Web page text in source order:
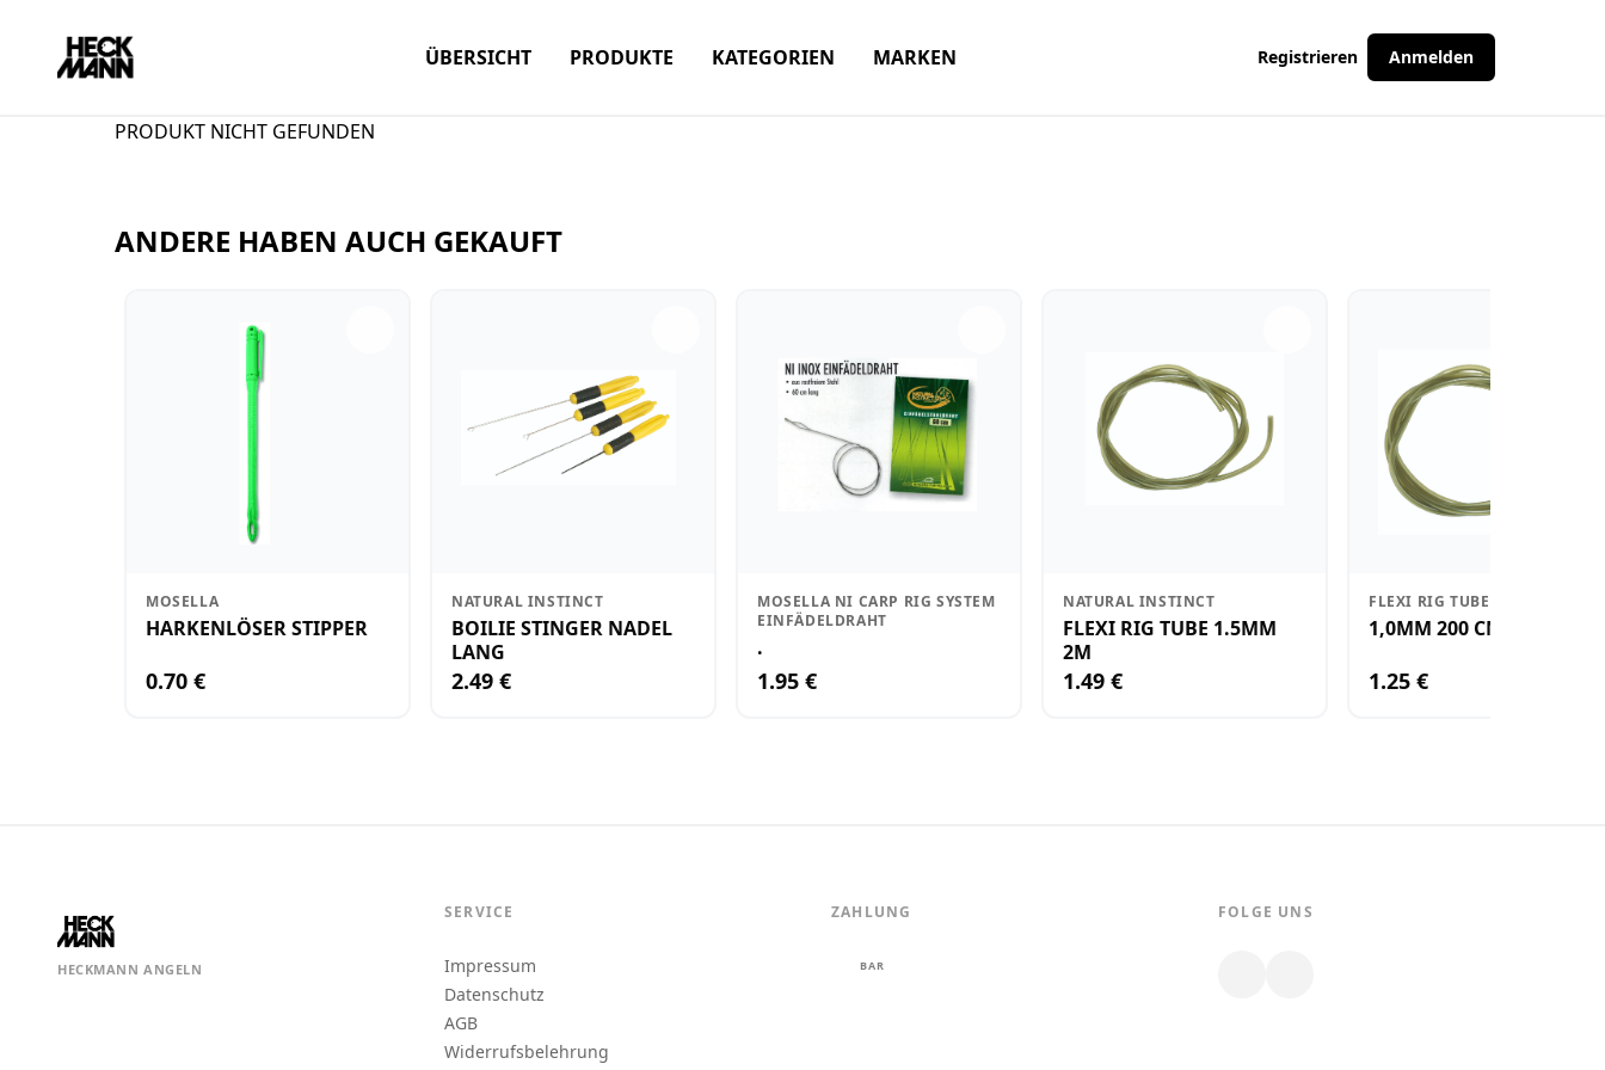
ÜBERSICHT PRODUKTE KATEGORIEN MARKEN Registrieren Anmelden
PRODUKT NICHT GEFUNDEN
ANDERE HABEN AUCH GEKAUFT
MOSELLA
HARKENLÖSER STIPPER
0.70 €
NATURAL INSTINCT
BOILIE STINGER NADEL
LANG
2.49 €
MOSELLA NI CARP RIG SYSTEM
EINFÄDELDRAHT
.
1.95 €
NATURAL INSTINCT
FLEXI RIG TUBE 1.5MM
2M
1.49 €
FLEXI RIG TUBE
1,0MM 200 CM
1.25 €
HECKMANN ANGELN
SERVICE
Impressum
Datenschutz
AGB
Widerrufsbelehrung
ZAHLUNG
BAR
FOLGE UNS